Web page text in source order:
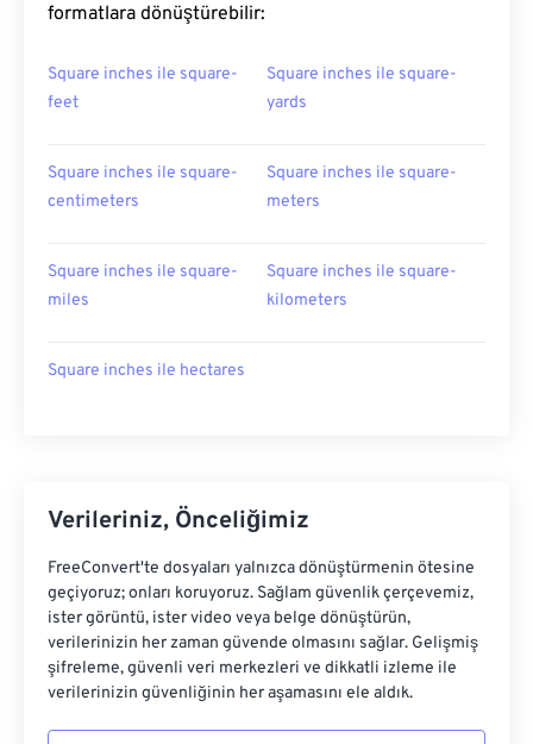
formatlara dönüştürebilir:
Square inches ile square-
feet
Square inches ile square-
yards
Square inches ile square-
centimeters
Square inches ile square-
meters
Square inches ile square-
miles
Square inches ile square-
kilometers
Square inches ile hectares
Verileriniz, Önceliğimiz
FreeConvert'te dosyaları yalnızca dönüştürmenin ötesine
geçiyoruz; onları koruyoruz. Sağlam güvenlik çerçevemiz,
ister görüntü, ister video veya belge dönüştürün,
verilerinizin her zaman güvende olmasını sağlar. Gelişmiş
şifreleme, güvenli veri merkezleri ve dikkatli izleme ile
verilerinizin güvenliğinin her aşamasını ele aldık.